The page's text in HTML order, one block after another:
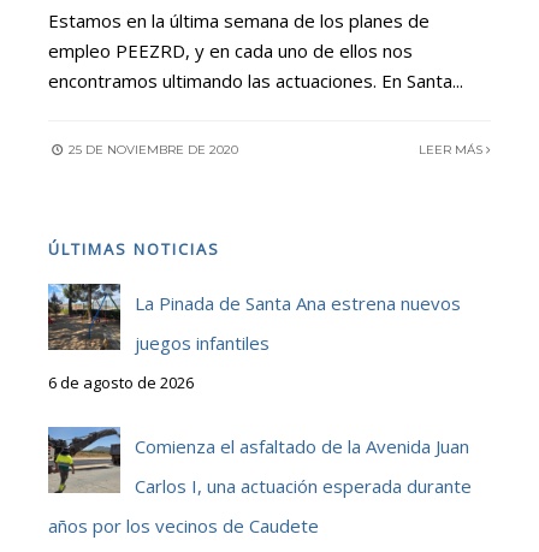
Estamos en la última semana de los planes de
empleo PEEZRD, y en cada uno de ellos nos
encontramos ultimando las actuaciones. En Santa...
25 DE NOVIEMBRE DE 2020 LEER MÁS
ÚLTIMAS NOTICIAS
La Pinada de Santa Ana estrena nuevos
juegos infantiles
6 de agosto de 2026
Comienza el asfaltado de la Avenida Juan
Carlos I, una actuación esperada durante
años por los vecinos de Caudete